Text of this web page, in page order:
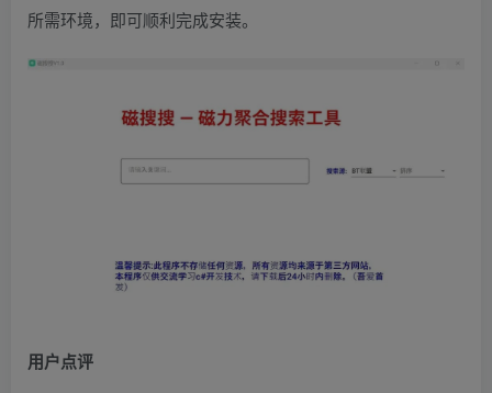
所需环境，即可顺利完成安装。
用户点评